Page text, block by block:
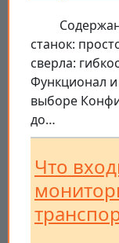
станок:
сверла:
Функционал и
выборе
до…
Что